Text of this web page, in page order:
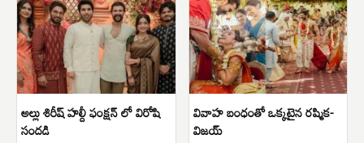
అల్లు శిరీష్ హల్దీ ఫంక్షన్ లో విరోషి
సందడి
వివాహ బంధంతో ఒక్కటైన రష్మిక-
విజయ్